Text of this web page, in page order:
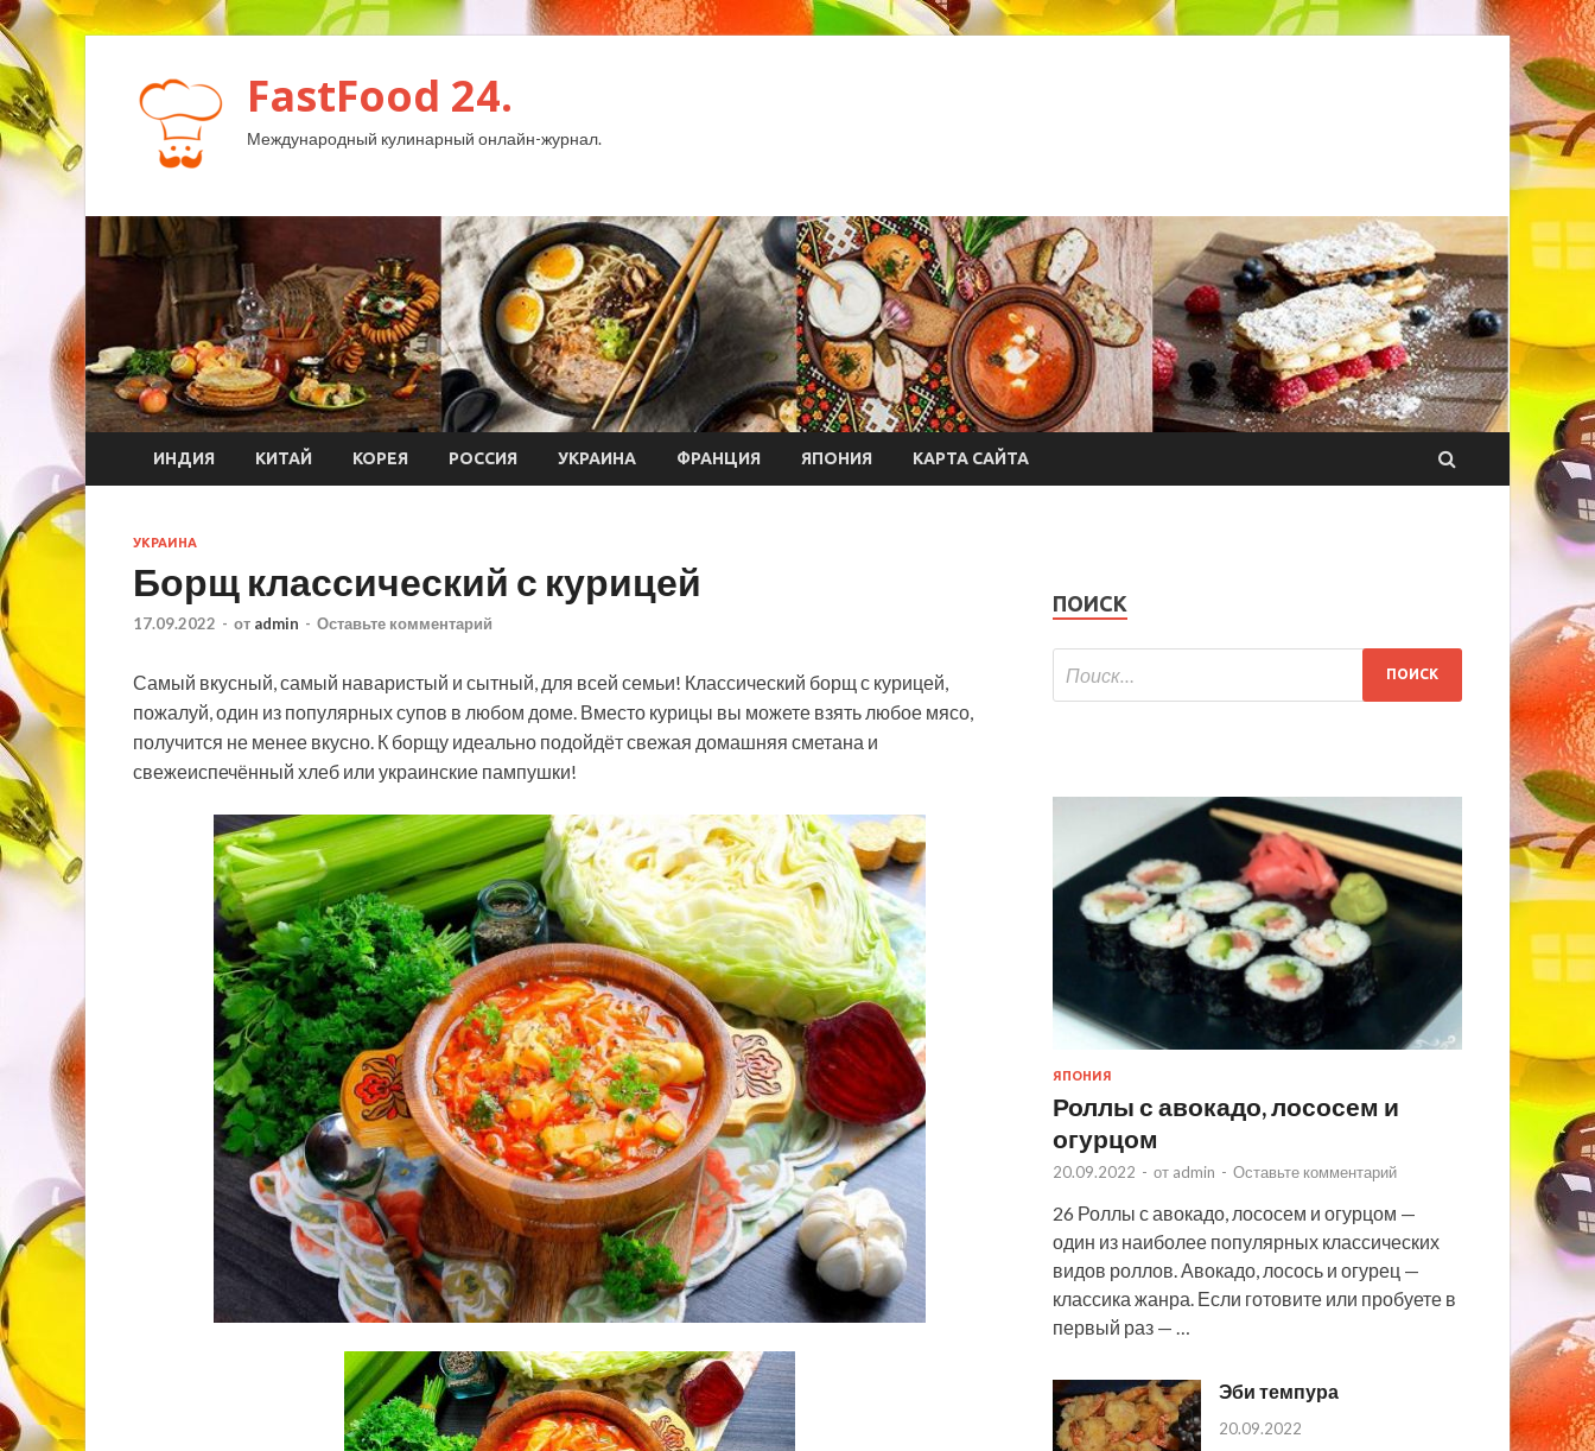
FastFood 24.
Международный кулинарный онлайн-журнал.
ИНДИЯ КИТАЙ КОРЕЯ РОССИЯ УКРАИНА ФРАНЦИЯ ЯПОНИЯ КАРТА САЙТА
УКРАИНА
Борщ классический с курицей
17.09.2022 - от admin - Оставьте комментарий
Самый вкусный, самый наваристый и сытный, для всей семьи! Классический борщ с курицей,
пожалуй, один из популярных супов в любом доме. Вместо курицы вы можете взять любое мясо,
получится не менее вкусно. К борщу идеально подойдёт свежая домашняя сметана и
свежеиспечённый хлеб или украинские пампушки!
ПОИСК
ЯПОНИЯ
Роллы с авокадо, лососем и
огурцом
20.09.2022 - от admin - Оставьте комментарий
26 Роллы с авокадо, лососем и огурцом —
один из наиболее популярных классических
видов роллов. Авокадо, лосось и огурец —
классика жанра. Если готовите или пробуете в
первый раз — …
Эби темпура
20.09.2022